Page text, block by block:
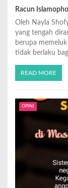
Racun
Oleh Nayla
yang tengah
berupa
tidak berlaku
READ MORE
OPINI